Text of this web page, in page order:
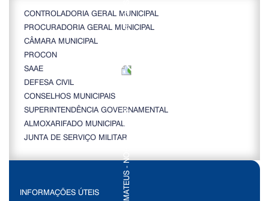
CONTROLADORIA GERAL MUNICIPAL
PROCURADORIA GERAL MUNICIPAL
CÂMARA MUNICIPAL
PROCON
SAAE
DEFESA CIVIL
CONSELHOS MUNICIPAIS
SUPERINTENDÊNCIA GOVERNAMENTAL
ALMOXARIFADO MUNICIPAL
JUNTA DE SERVIÇO MILITAR
INFORMAÇÕES ÚTEIS